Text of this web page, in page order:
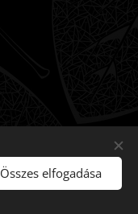
Összes elfogadása